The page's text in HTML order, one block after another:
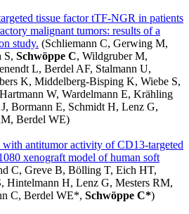
tissue factor tTF-NGR in patients
malignant tumors: results of a
study. (Schliemann C, Gerwing M,
S, Schwöppe C, Wildgruber M,
L, Berdel AF, Stalmann U,
K, Middelberg-Bisping K, Wiebe S,
W, Wardelmann E, Krähling
Bormann E, Schmidt H, Lenz G,
Berdel WE)
with antitumor activity of CD13-targeted
xenograft model of human soft
C, Greve B, Bölling T, Eich HT,
Hintelmann H, Lenz G, Mesters RM,
C, Berdel WE*, Schwöppe C*)